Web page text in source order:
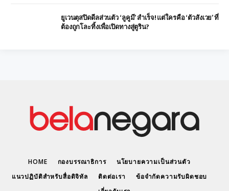
ยูเวนตุสปิดดีลส่วนตัว ‘ลูคูมี’ สำเร็จ! แต่ใครคือ ‘ตัวสังเวย’ ที่
ต้องถูกโละทิ้งเพื่อเปิดทางสู่ตูริน?
HOME กองบรรณาธิการ
นโยบายความเป็นส่วนตัว
แนวปฏิบัติสำหรับสื่อดิจิทัล
ติดต่อเรา
ข้อจำกัดความรับผิดชอบ